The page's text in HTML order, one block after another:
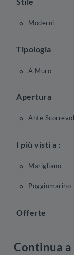
Moderni
Tipologia
A Muro
Apertura
Ante
I più visti a :
Marigliano
Poggiomarino
Offerte
Continua a